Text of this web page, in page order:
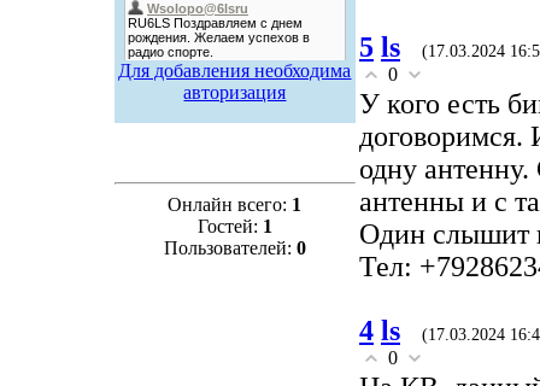
Для добавления необходима
авторизация
Онлайн всего: 1
Гостей: 1
Пользователей: 0
5 ls (17.03.2024
0
У кого есть
договоримся.
одну
антенны и с
Один слышит
Тел:
4 ls (17.03.2024
0